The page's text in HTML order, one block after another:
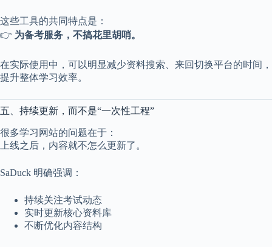
这些工具的共同特点是：
👉 为备考服务，不搞花里胡哨。
在实际使用中，可以明显减少资料搜索、来回切换平台的时间，
提升整体学习效率。
五、持续更新，而不是“一次性工程”
很多学习网站的问题在于：
上线之后，内容就不怎么更新了。
SaDuck 明确强调：
持续关注考试动态
实时更新核心资料库
不断优化内容结构